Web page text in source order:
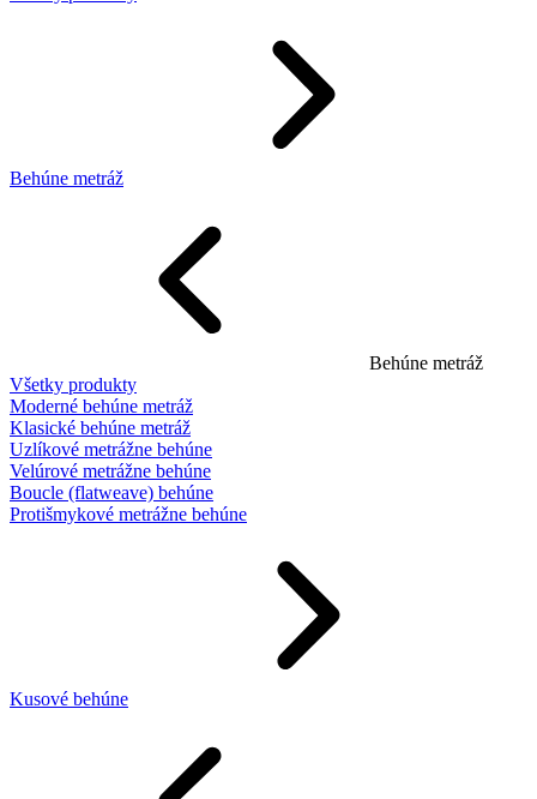
Behúne metráž
Behúne metráž
Všetky produkty
Moderné behúne metráž
Klasické behúne metráž
Uzlíkové metrážne behúne
Velúrové metrážne behúne
Boucle (flatweave) behúne
Protišmykové metrážne behúne
Kusové behúne